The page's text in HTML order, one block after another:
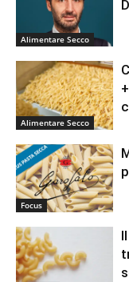
Alimentare Secco
Alimentare Secco
Focus